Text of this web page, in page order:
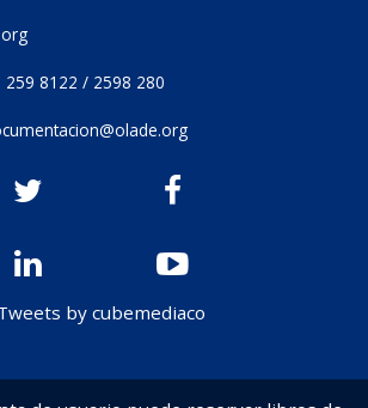
259 8122 / 2598 280
by cubemediaco